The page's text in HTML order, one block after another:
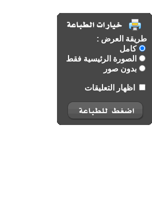
طريقة العرض :
كامل
الصورة الرئيسية فقط
بدون صور
اظهار التعليقات